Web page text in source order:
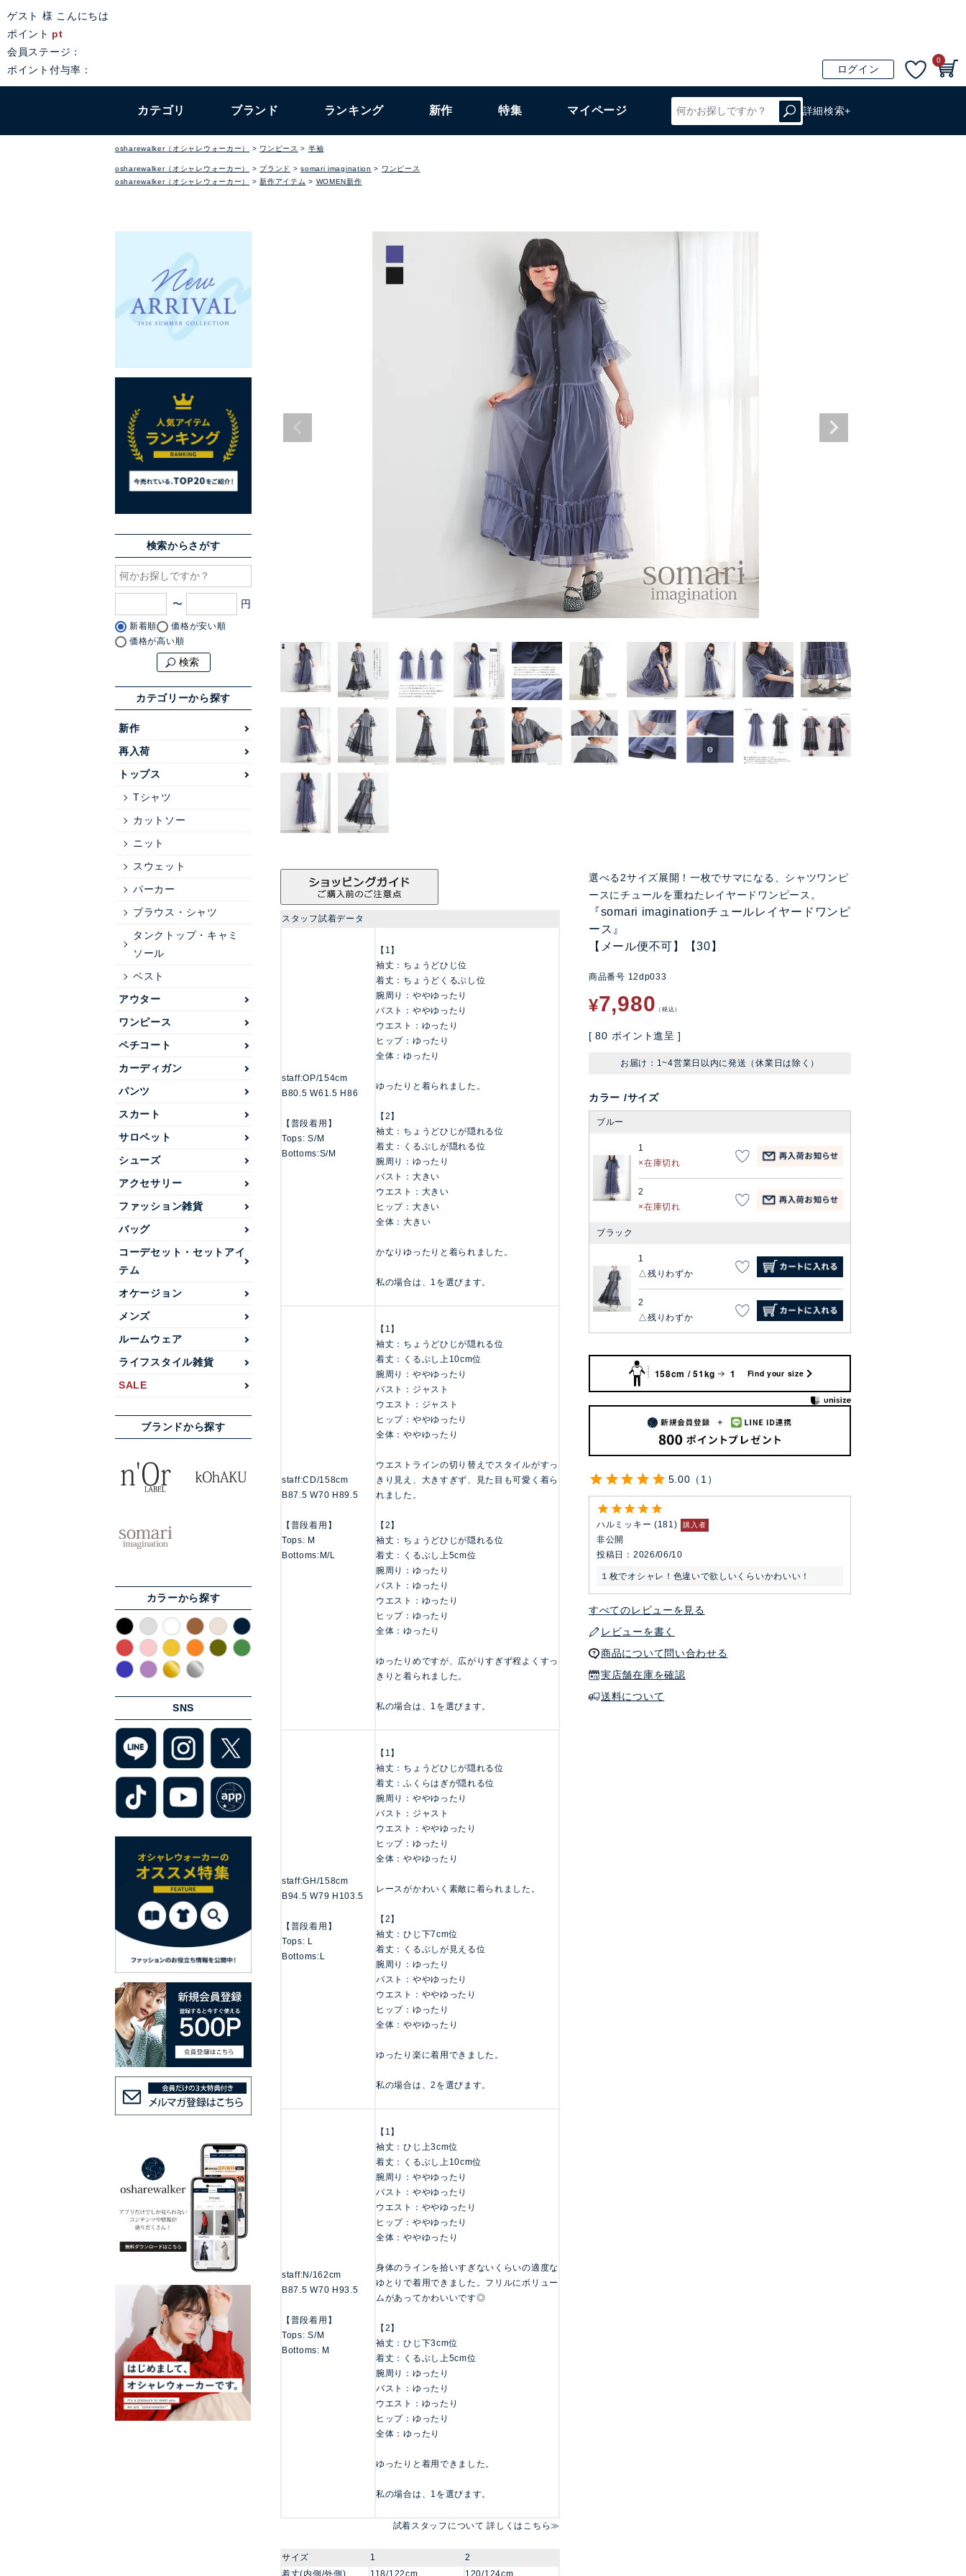
ゲスト 様 こんにちは
ポイント pt
会員ステージ：
ポイント付与率：
ログイン
0
カテゴリ ブランド ランキング 新作 特集 マイページ 詳細検索+
osharewalker（オシャレウォーカー） ワンピース 半袖
osharewalker（オシャレウォーカー） ブランド somari imagination
ワンピース
osharewalker（オシャレウォーカー）
新作アイテム WOMEN新作
検索からさがす
〜
新着順
価格が安い順
価格が高い順
検索
カテゴリーから探す
新作
再入荷
トップス
Tシャツ
カットソー
ニット
スウェット
パーカー
ブラウス・シャツ
タンクトップ・キャミ
ソール
ベスト
アウター
ワンピース
ペチコート
カーディガン
パンツ
スカート
サロペット
シューズ
アクセサリー
ファッション雑貨
バッグ
コーデセット・セットアイ
テム
オケージョン
メンズ
ルームウェア
ライフスタイル雑貨
SALE
ブランドから探す
カラーから探す
SNS
選べる2サイズ展開！一枚でサマになる、シャツワンピ
ースにチュールを重ねたレイヤードワンピース。
『somari imaginationチュールレイヤードワンピ
ース』
【メール便不可】【30】
商品番号 12dp033
¥7,980 税込
[ 80 ポイント進呈 ]
お届け：1~4営業日以内に発送（休業日は除く）
カラー サイズ
ブルー
1
在庫切れ
2
在庫切れ
ブラック
1
残りわずか
2
残りわずか
158cm / 51kg 1 Find your size
5.00 1
ハルミッキー 181 購入者
非公開
投稿日
2026/06/10
１枚でオシャレ！色違いで欲しいくらいかわいい！
すべてのレビューを見る
レビューを書く
商品について問い合わせる
実店舗在庫を確認
送料について
スタッフ試着データ
staff:OP/154cm
B80.5 W61.5 H86
【普段着用】
Tops: S/M
Bottoms:S/M
【1】
袖丈：ちょうどひじ位
着丈：ちょうどくるぶし位
腕周り：ややゆったり
バスト：ややゆったり
ウエスト：ゆったり
ヒップ：ゆったり
全体：ゆったり
ゆったりと着られました。
【2】
袖丈：ちょうどひじが隠れる位
着丈：くるぶしが隠れる位
腕周り：ゆったり
バスト：大きい
ウエスト：大きい
ヒップ：大きい
全体：大きい
かなりゆったりと着られました。
私の場合は、1を選びます。
staff:CD/158cm
B87.5 W70 H89.5
【普段着用】
Tops: M
Bottoms:M/L
【1】
袖丈：ちょうどひじが隠れる位
着丈：くるぶし上10cm位
腕周り：ややゆったり
バスト：ジャスト
ウエスト：ジャスト
ヒップ：ややゆったり
全体：ややゆったり
ウエストラインの切り替えでスタイルがすっ
きり見え、大きすぎず、見た目も可愛く着ら
れました。
【2】
袖丈：ちょうどひじが隠れる位
着丈：くるぶし上5cm位
腕周り：ゆったり
バスト：ゆったり
ウエスト：ゆったり
ヒップ：ゆったり
全体：ゆったり
ゆったりめですが、広がりすぎず程よくすっ
きりと着られました。
私の場合は、1を選びます。
staff:GH/158cm
B94.5 W79 H103.5
【普段着用】
Tops: L
Bottoms:L
【1】
袖丈：ちょうどひじが隠れる位
着丈：ふくらはぎが隠れる位
腕周り：ややゆったり
バスト：ジャスト
ウエスト：ややゆったり
ヒップ：ゆったり
全体：ややゆったり
レースがかわいく素敵に着られました。
【2】
袖丈：ひじ下7cm位
着丈：くるぶしが見える位
腕周り：ゆったり
バスト：ややゆったり
ウエスト：ややゆったり
ヒップ：ゆったり
全体：ややゆったり
ゆったり楽に着用できました。
私の場合は、2を選びます。
staff:N/162cm
B87.5 W70 H93.5
【普段着用】
Tops: S/M
Bottoms: M
【1】
袖丈：ひじ上3cm位
着丈：くるぶし上10cm位
腕周り：ややゆったり
バスト：ややゆったり
ウエスト：ややゆったり
ヒップ：ややゆったり
全体：ややゆったり
身体のラインを拾いすぎないくらいの適度な
ゆとりで着用できました。フリルにボリュー
ムがあってかわいいです◎
【2】
袖丈：ひじ下3cm位
着丈：くるぶし上5cm位
腕周り：ゆったり
バスト：ゆったり
ウエスト：ゆったり
ヒップ：ゆったり
全体：ゆったり
ゆったりと着用できました。
私の場合は、1を選びます。
試着スタッフについて 詳しくはこちら≫
サイズ 1
2